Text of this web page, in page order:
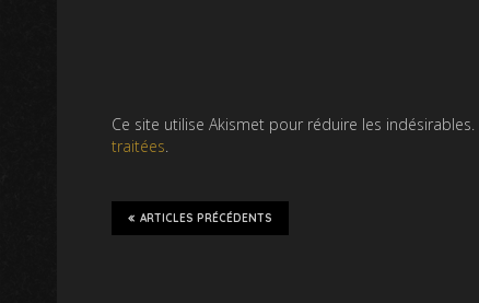
Ce site utilise Akismet pour réduire les indésirables.
traitées.
ARTICLES PRÉCÉDENTS